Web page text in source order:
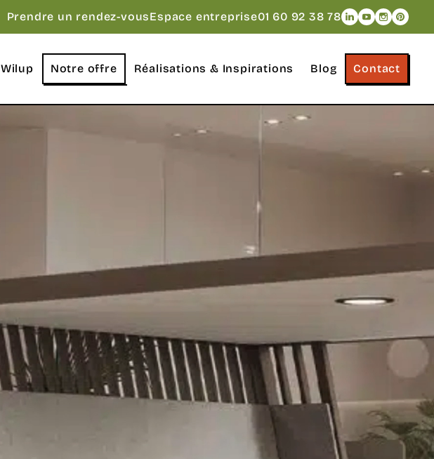
Prendre un rendez-vousEspace entreprise01 60 92 38 78Naviguer vers
Naviguer
Naviguer
Wilup
Notre offre Réalisations & Inspirations Blog Contact